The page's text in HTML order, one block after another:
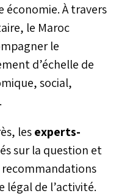
économie. À travers
le Maroc
le
d’échelle de
social,
lesexperts-
sur la question et
légal de l’activité.